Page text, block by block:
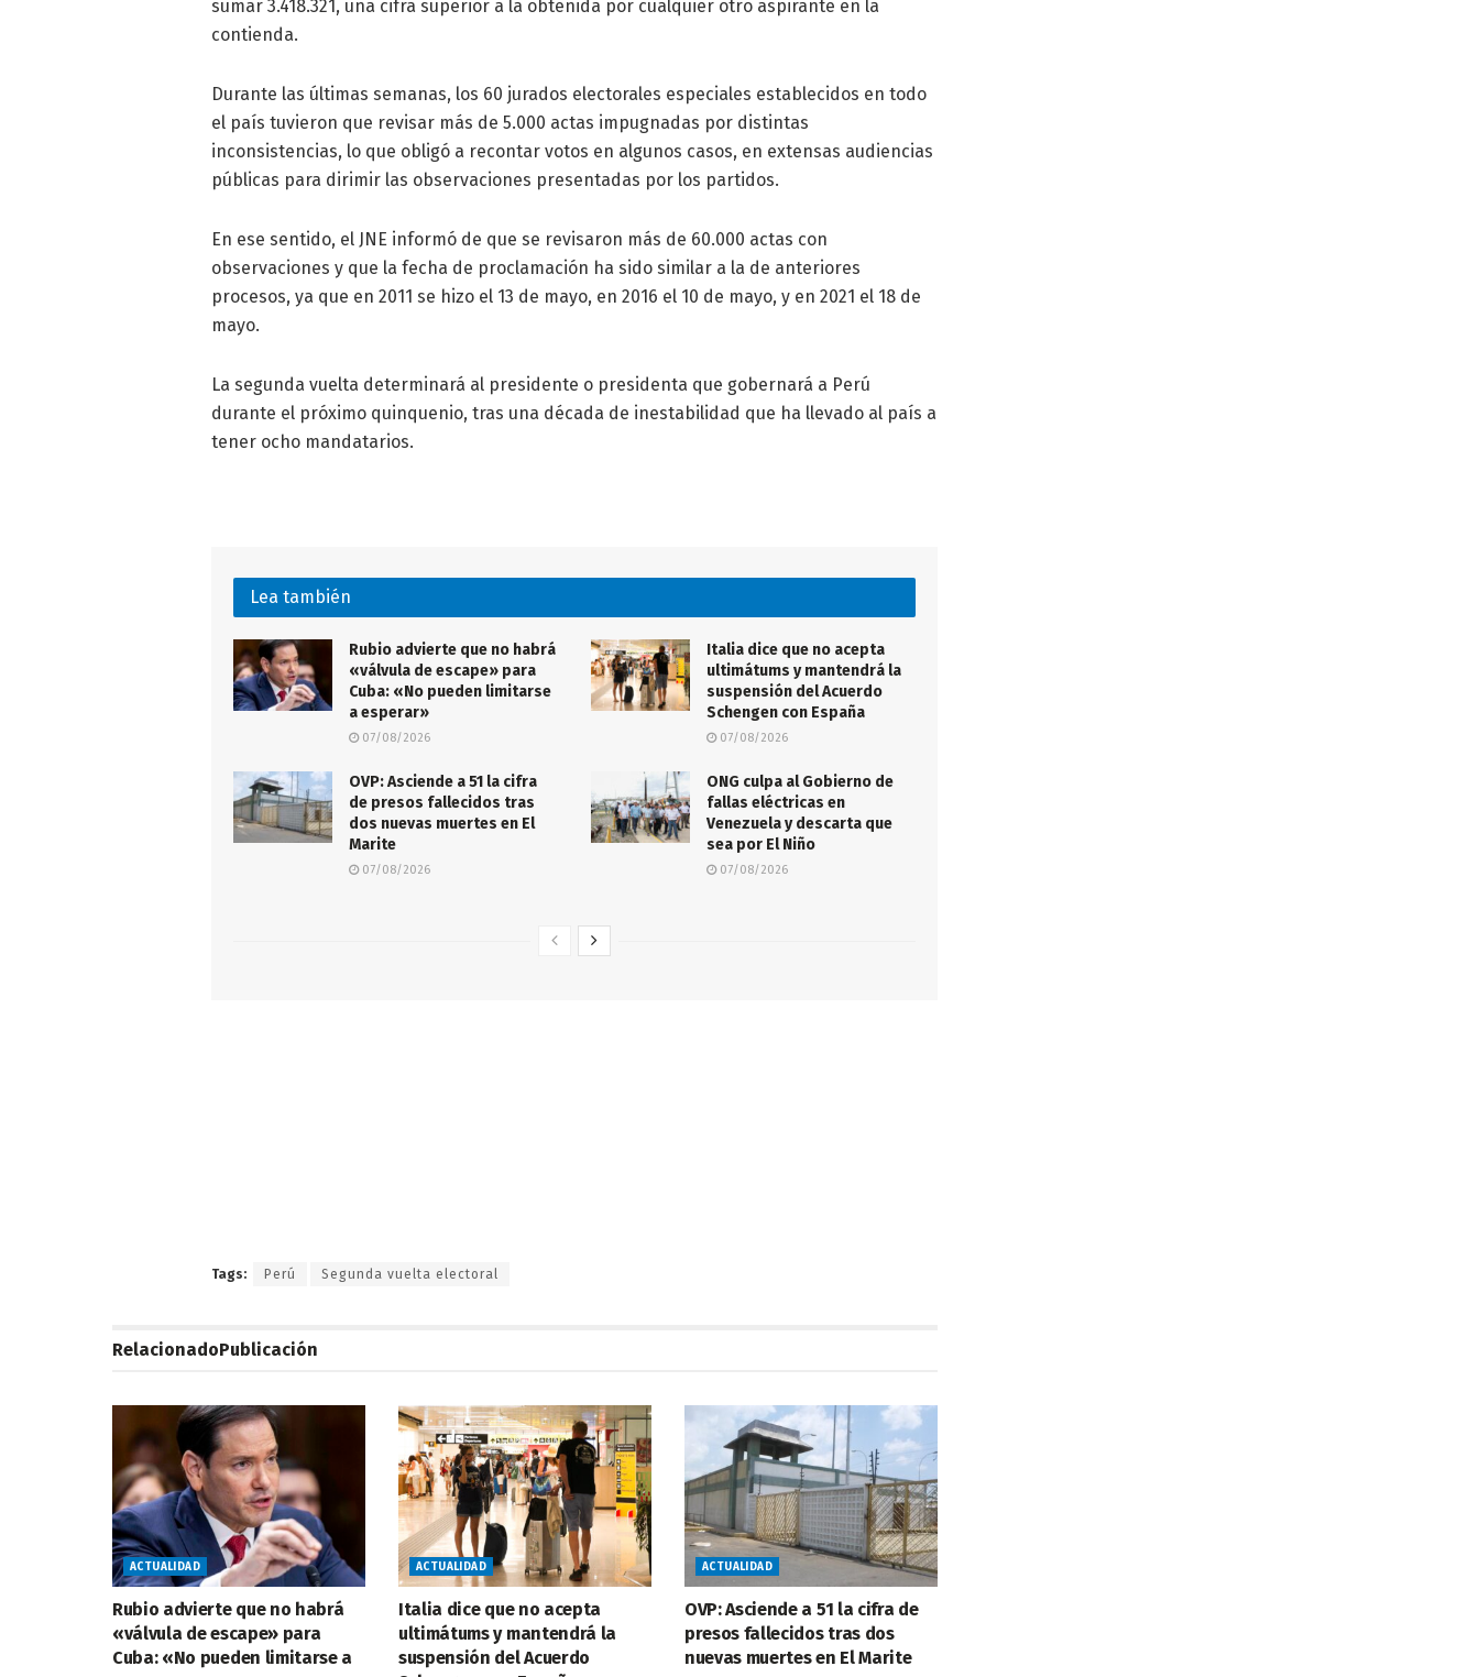
sumar 3.418.321, una cifra superior a la obtenida por cualquier otro aspirante en la
contienda.
Durante las últimas semanas, los 60 jurados electorales especiales establecidos en todo
el país tuvieron que revisar más de 5.000 actas impugnadas por distintas
inconsistencias, lo que obligó a recontar votos en algunos casos, en extensas audiencias
públicas para dirimir las observaciones presentadas por los partidos.
En ese sentido, el JNE informó de que se revisaron más de 60.000 actas con
observaciones y que la fecha de proclamación ha sido similar a la de anteriores
procesos, ya que en 2011 se hizo el 13 de mayo, en 2016 el 10 de mayo, y en 2021 el 18 de
mayo.
La segunda vuelta determinará al presidente o presidenta que gobernará a Perú
durante el próximo quinquenio, tras una década de inestabilidad que ha llevado al país a
tener ocho mandatarios.
Lea también
Rubio advierte que no habrá
«válvula de escape» para
Cuba: «No pueden limitarse
a esperar»
07/08/2026
Italia dice que no acepta
ultimátums y mantendrá la
suspensión del Acuerdo
Schengen con España
07/08/2026
OVP: Asciende a 51 la cifra
de presos fallecidos tras
dos nuevas muertes en El
Marite
07/08/2026
ONG culpa al Gobierno de
fallas eléctricas en
Venezuela y descarta que
sea por El Niño
07/08/2026
Tags: Perú Segunda vuelta electoral
RelacionadoPublicación
ACTUALIDAD
Rubio advierte que no habrá
«válvula de escape» para
Cuba: «No pueden limitarse a
ACTUALIDAD
Italia dice que no acepta
ultimátums y mantendrá la
suspensión del Acuerdo
ACTUALIDAD
OVP: Asciende a 51 la cifra de
presos fallecidos tras dos
nuevas muertes en El Marite